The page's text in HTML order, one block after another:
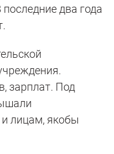
два года
зарплат. Под
лицам, якобы